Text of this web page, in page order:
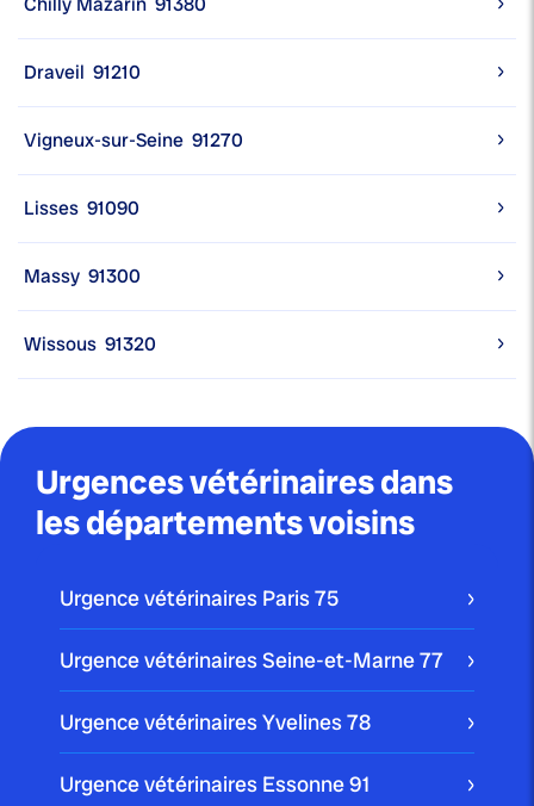
Draveil 91210
Vigneux-sur-Seine 91270
Lisses 91090
Massy 91300
Wissous 91320
Urgences vétérinaires dans
les départements voisins
Urgence vétérinaires Paris75
Urgence vétérinaires Seine-et-Marne77
Urgence vétérinaires Yvelines78
Urgence vétérinaires Essonne91